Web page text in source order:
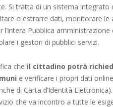
Si tratta di un sistema
o estrarre dati, monitorare
l’intera Pubblica
i gestori di pubblici servizi.
che il cittadino potrà
e verificare i propri dati
di Carta d’Identità Elettronica).
che va incontro a tutte le